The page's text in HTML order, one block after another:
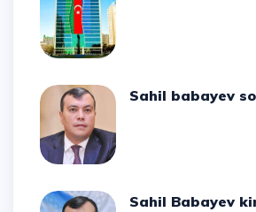
Sahil babayev
Sahil Babayev